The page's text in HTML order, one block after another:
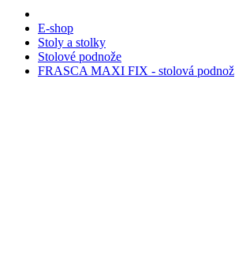
E-shop
Stoly a stolky
Stolové podnože
FRASCA MAXI FIX - stolová podnož